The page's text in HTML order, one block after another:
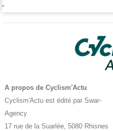
-
A propos de Cyclism'Actu
Cyclism'Actu est édité par Swar-
Agency
17 rue de la Suarlée, 5080 Rhisnes